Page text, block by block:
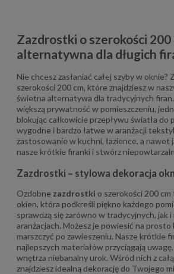
Zazdrostki o szerokości 200
alternatywna dla długich
Nie chcesz zasłaniać całej szyby w oknie?
szerokości 200 cm, które znajdziesz w
świetna alternatywa dla tradycyjnych
większą prywatność w pomieszczeniu,
blokując całkowicie przepływu światła do
wygodne i bardzo łatwe w aranżacji
zastosowanie w kuchni, łazience, a nawet
nasze krótkie firanki i stwórz
Zazdrostki – stylowa dekoracja
Ozdobne zazdrostki o szerokości 200
okien, która podkreśli piękno każdego
sprawdzą się zarówno w tradycyjnych, jak
aranżacjach. Możesz je powiesić na
marszczyć po zawieszeniu. Nasze krótkie
najlepszych materiałów przyciągają
wnętrza niebanalny urok. Wśród nich z
znajdziesz idealną dekorację do Twojego